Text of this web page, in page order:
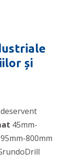
și
45mm-
800mm